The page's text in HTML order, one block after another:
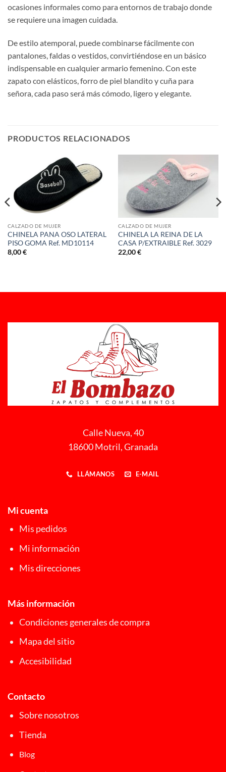
ocasiones informales como para entornos de trabajo donde
se requiere una imagen cuidada.
De estilo atemporal, puede combinarse fácilmente con
pantalones, faldas o vestidos, convirtiéndose en un básico
indispensable en cualquier armario femenino. Con este
zapato con elásticos, forro de piel blandito y cuña para
señora, cada paso será más cómodo, ligero y elegante.
PRODUCTOS RELACIONADOS
CALZADO DE MUJER
CHINELA PANA OSO LATERAL
PISO GOMA Ref. MD10114
8,00€
CALZADO DE MUJER
CHINELA LA REINA DE LA
CASA P/EXTRAIBLE Ref. 3029
22,00€
Calle Nueva, 40
18600 Motril, Granada
LLÁMANOS E-MAIL
Mi cuenta
Mis pedidos
Mi información
Mis direcciones
Más información
Condiciones generales de compra
Mapa del sitio
Accesibilidad
Contacto
Sobre nosotros
Tienda
Blog